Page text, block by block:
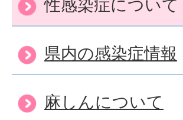
性感染症について
県内の感染症情報
麻しんについて